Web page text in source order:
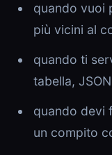
quando vuoi
più vicini al
quando ti
tabella,
quando devi
un compito